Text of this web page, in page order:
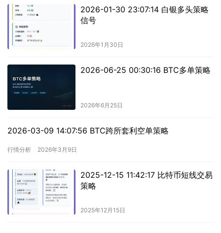
2026-01-30 23:07:14 白银多头策略
信号
2026年1月30日
2026-06-25 00:30:16 BTC多单策略
2026年6月25日
2026-03-09 14:07:56 BTC跨所套利空单策略
行情分析 2026年3月9日
2025-12-15 11:42:17 比特币短线交易
策略
2025年12月15日